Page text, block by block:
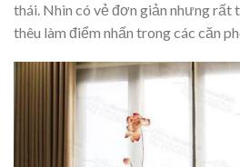
thái. Nhìn có vẻ đơn giản nhưng rất
thêu làm điểm nhấn trong các căn